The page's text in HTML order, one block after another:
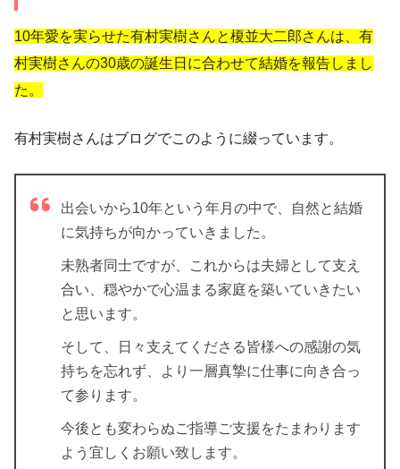
10年愛を実らせた有村実樹さんと榎並大二郎さんは、有
村実樹さんの30歳の誕生日に合わせて結婚を報告しまし
た。
有村実樹さんはブログでこのように綴っています。
出会いから10年という年月の中で、自然と結婚
に気持ちが向かっていきました。
未熟者同士ですが、これからは夫婦として支え
合い、穏やかで心温まる家庭を築いていきたい
と思います。
そして、日々支えてくださる皆様への感謝の気
持ちを忘れず、より一層真摯に仕事に向き合っ
て参ります。
今後とも変わらぬご指導ご支援をたまわります
よう宜しくお願い致します。